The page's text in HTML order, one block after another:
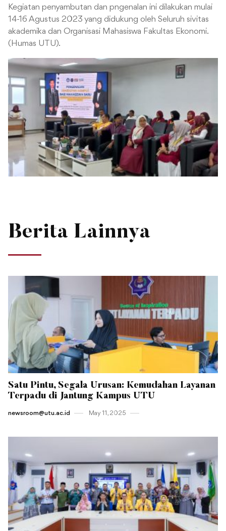
Kegiatan penyambutan dan pngenalan ini dilakukan mulai
14-16 Agustus 2023 yang didukung oleh Seluruh sivitas
akademika dan Organisasi Mahasiswa Fakultas Ekonomi.
(Humas UTU).
Berita Lainnya
Satu Pintu, Segala Urusan: Kemudahan Layanan
Terpadu di Jantung Kampus UTU
newsroom@utu.ac.id May 11 , 2025